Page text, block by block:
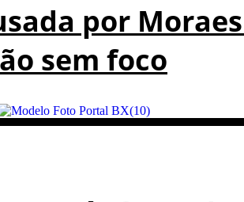
por
sem foco